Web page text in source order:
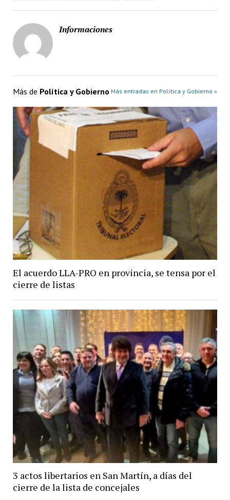
Informaciones
Más de Política y Gobierno Más entradas en Política y Gobierno »
El acuerdo LLA-PRO en provincia, se tensa por el
cierre de listas
3 actos libertarios en San Martín, a días del
cierre de la lista de concejales